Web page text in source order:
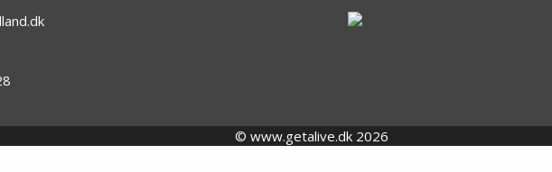
© www.getalive.dk 2026